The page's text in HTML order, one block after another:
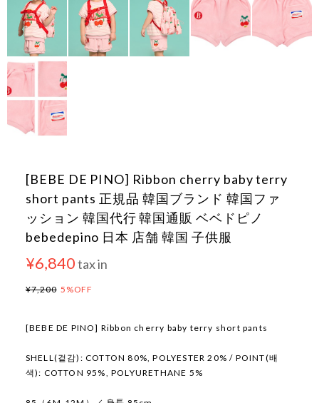
[BEBE DE PINO] Ribbon cherry baby terry
short pants 正規品 韓国ブランド 韓国ファ
ッション 韓国代行 韓国通販 ベベドピノ
bebedepino 日本 店舗 韓国 子供服
¥6,840tax in
¥7,200 5%OFF
[BEBE DE PINO] Ribbon cherry baby terry short pants
SHELL(겉감): COTTON 80%, POLYESTER 20% / POINT(배
색): COTTON 95%, POLYURETHANE 5%